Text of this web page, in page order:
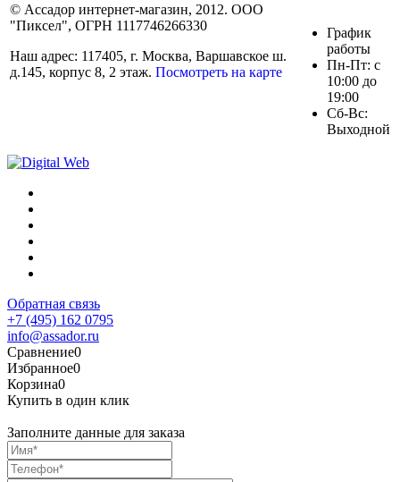
© Ассадор интернет-магазин, 2012. ООО
"Пиксел", ОГРН 1117746266330
Наш адрес: 117405, г. Москва, Варшавское ш.
д.145, корпус 8, 2 этаж. Посмотреть на карте
График
работы
Пн-Пт: с
10:00 до
19:00
Сб-Вс:
Выходной
Обратная связь
+7 (495) 162 0795
info@assador.ru
Сравнение0
Избранное0
Корзина0
Купить в один клик
Заполните данные для заказа